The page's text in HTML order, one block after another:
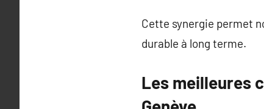
Cette synergie permet
durable à long terme.
Les meilleures